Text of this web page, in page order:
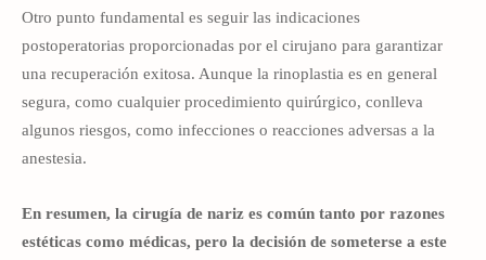
Otro punto fundamental es seguir las indicaciones
postoperatorias proporcionadas por el cirujano para garantizar
una recuperación exitosa. Aunque la rinoplastia es en general
segura, como cualquier procedimiento quirúrgico, conlleva
algunos riesgos, como infecciones o reacciones adversas a la
anestesia.
En resumen, la cirugía de nariz es común tanto por razones
estéticas como médicas, pero la decisión de someterse a este